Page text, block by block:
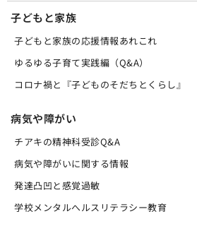
子どもと家族
子どもと家族の応援情報あれこれ
ゆるゆる子育て実践編（Q&A）
コロナ禍と『子どものそだちとくらし』
病気や障がい
チアキの精神科受診Q&A
病気や障がいに関する情報
発達凸凹と感覚過敏
学校メンタルへルスリテラシー教育